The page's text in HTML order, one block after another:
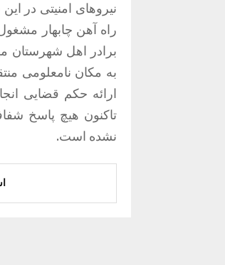
نیروهای امنیتی در
راه آهن چابهار
برادر اهل شهرستان
به مکان نامعلومی
ارائه حکم قضایی
تاکنون هیچ پاسخ
نشده است.